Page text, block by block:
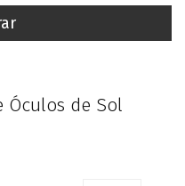
Óculos de Sol